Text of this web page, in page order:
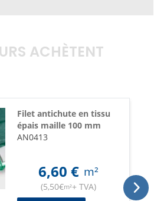
ACHÈTENT
Filet antichute en tissu
épais maille 100 mm
AN0413
6,60 € m²
(5,50€m²+ TVA)